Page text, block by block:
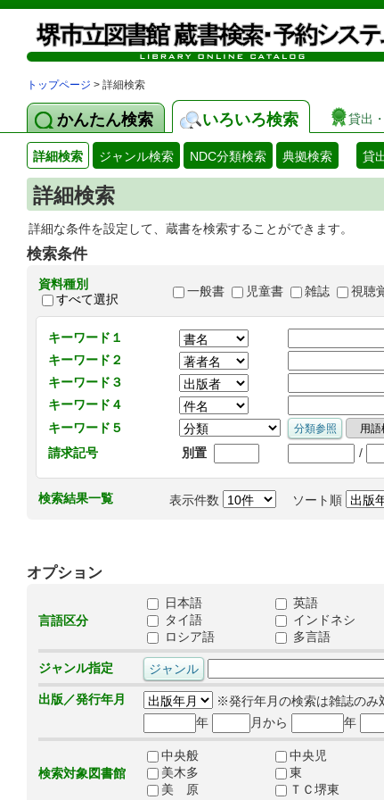
トップページ > 詳細検索
かんたん検索 いろいろ検索 貸出
詳細検索 ジャンル検索 NDC分類検索 典拠検索 貸
詳細検索
詳細な条件を設定して、蔵書を検索することができます。
検索条件
資料種別
すべて選択
一般書 児童書 雑誌 視聴
キーワード１
キーワード２
キーワード３
キーワード４
キーワード５
請求記号
別置 /
検索結果一覧 表示件数 ソート順
オプション
言語区分
日本語 英語
タイ語
インドネシ
ロシア語
多言語
ジャンル指定
出版／発行年月
※発行年月の検索は雑誌のみ
年
月から 年
検索対象図書館
中央般 中央児
美木多
東
美 原
ＴＣ堺東